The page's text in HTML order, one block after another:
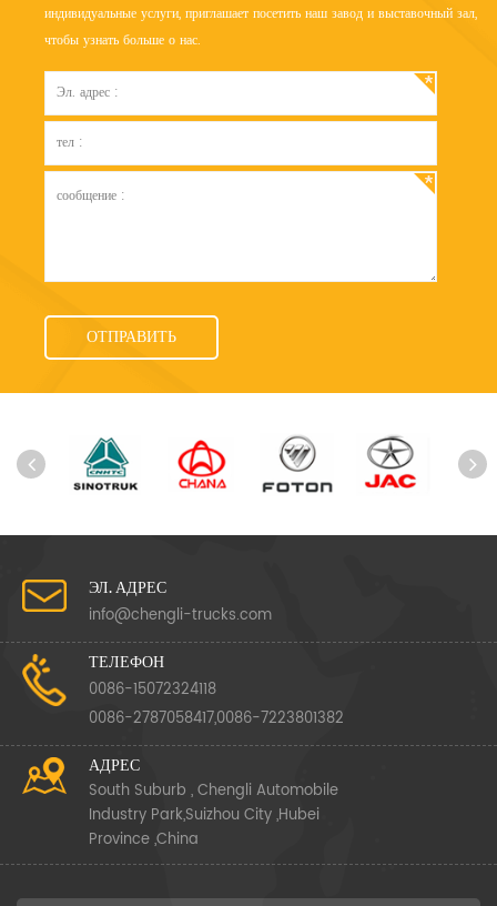
индивидуальные услуги, приглашает посетить наш завод и выставочный зал,
чтобы узнать больше о нас.
ЭЛ. АДРЕС
info@chengli-trucks.com
ТЕЛЕФОН
0086-15072324118
0086-2787058417,0086-7223801382
АДРЕС
South Suburb , Chengli Automobile
Industry Park,Suizhou City ,Hubei
Province ,China